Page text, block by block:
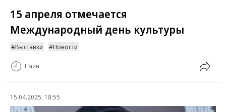
15 апреля отмечается
Международный день культуры
Выставки Новости
1 мин.
15.04.2025, 18:55